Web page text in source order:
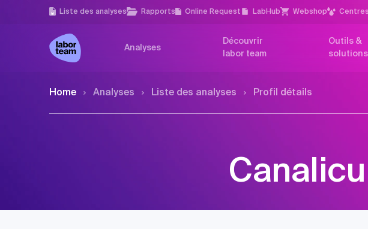
Liste des analyses Rapports Online Request LabHub Webshop
Analyses
Découvrir
labor team
Outils &
solutions
Home Analyses Liste des analyses Profil détails